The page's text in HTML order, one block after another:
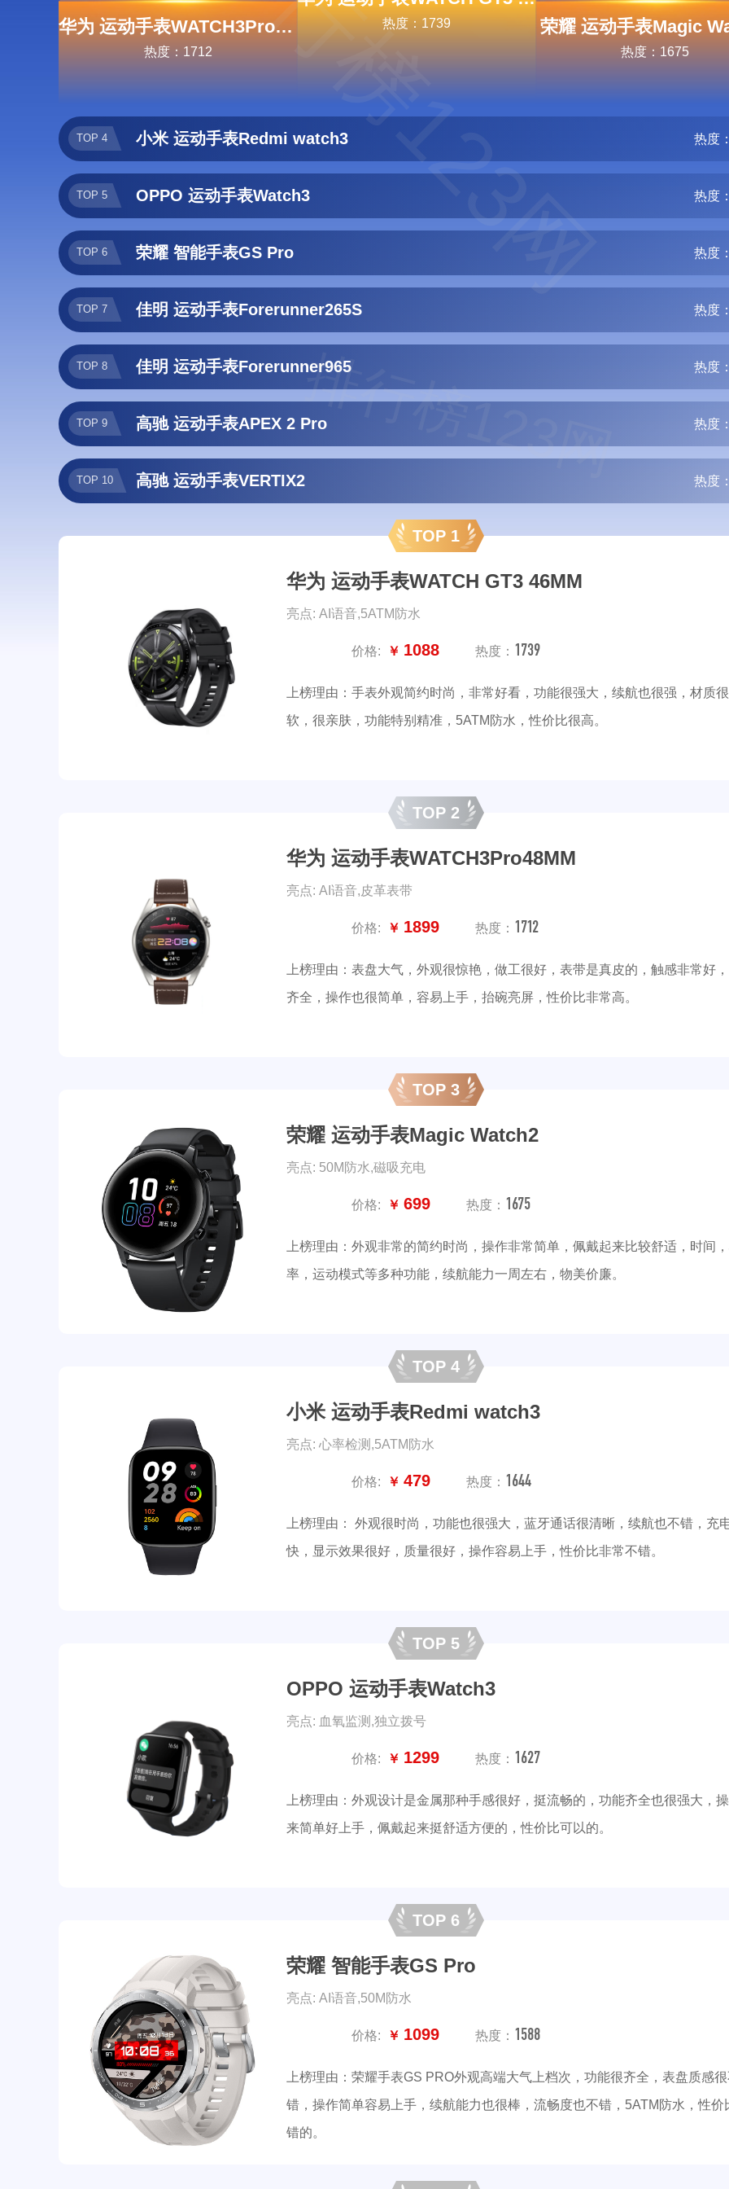
华为 运动手表WATCH3Pro48MM
热度：1712
热度：1739 荣耀 运动手表Magic
热度：1675
TOP 4 小米 运动手表Redmi watch3 热度
TOP 5 OPPO 运动手表Watch3 热度
TOP 6 荣耀 智能手表GS Pro 热度
TOP 7 佳明 运动手表Forerunner265S 热度
TOP 8 佳明 运动手表Forerunner965 热度
TOP 9 高驰 运动手表APEX 2 Pro 热度
TOP 10 高驰 运动手表VERTIX2 热度
TOP 1
华为 运动手表WATCH GT3 46MM
亮点: AI语音,5ATM防水
价格: ￥ 1088 热度： 1739
上榜理由：手表外观简约时尚，非常好看，功能很强大，续航也很强，材质
软，很亲肤，功能特别精准，5ATM防水，性价比很高。
TOP 2
华为 运动手表WATCH3Pro48MM
亮点: AI语音,皮革表带
价格: ￥ 1899 热度： 1712
上榜理由：表盘大气，外观很惊艳，做工很好，表带是真皮的，触感非常好
齐全，操作也很简单，容易上手，抬碗亮屏，性价比非常高。
TOP 3
荣耀 运动手表Magic Watch2
亮点: 50M防水,磁吸充电
价格: ￥ 699 热度： 1675
上榜理由：外观非常的简约时尚，操作非常简单，佩戴起来比较舒适，时间
率，运动模式等多种功能，续航能力一周左右，物美价廉。
TOP 4
小米 运动手表Redmi watch3
亮点: 心率检测,5ATM防水
价格: ￥ 479 热度： 1644
上榜理由： 外观很时尚，功能也很强大，蓝牙通话很清晰，续航也不错，充
快，显示效果很好，质量很好，操作容易上手，性价比非常不错。
TOP 5
OPPO 运动手表Watch3
亮点: 血氧监测,独立拨号
价格: ￥ 1299 热度： 1627
上榜理由：外观设计是金属那种手感很好，挺流畅的，功能齐全也很强大，
来简单好上手，佩戴起来挺舒适方便的，性价比可以的。
TOP 6
荣耀 智能手表GS Pro
亮点: AI语音,50M防水
价格: ￥ 1099 热度： 1588
上榜理由：荣耀手表GS PRO外观高端大气上档次，功能很齐全，表盘质感
错，操作简单容易上手，续航能力也很棒，流畅度也不错，5ATM防水，性价
错的。
排行榜123网
排行榜123网